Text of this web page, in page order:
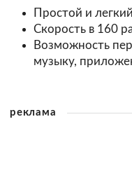
Простой и
Скорость в 160
Возможность
музыку,
реклама